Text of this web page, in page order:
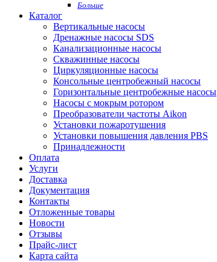
Больше
Каталог
Вертикальные насосы
Дренажные насосы SDS
Канализационные насосы
Скважинные насосы
Циркуляционные насосы
Консольные центробежный насосы
Горизонтальные центробежные насосы
Насосы с мокрым ротором
Преобразователи частоты Aikon
Установки пожаротушения
Установки повышения давления PBS
Принадлежности
Оплата
Услуги
Доставка
Документация
Контакты
Отложенные товары
Новости
Отзывы
Прайс-лист
Карта сайта